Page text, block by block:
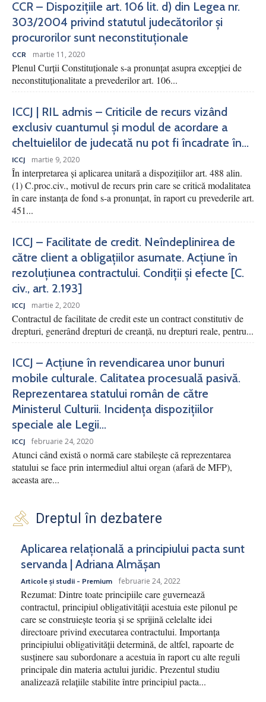
CCR – Dispozițiile art. 106 lit. d) din Legea nr.
303/2004 privind statutul judecătorilor și
procurorilor sunt neconstituționale
CCR martie 11, 2020
Plenul Curții Constituționale s-a pronunțat asupra excepției de
neconstituționalitate a prevederilor art. 106...
ICCJ | RIL admis – Criticile de recurs vizând
exclusiv cuantumul și modul de acordare a
cheltuielilor de judecată nu pot fi încadrate în...
ICCJ martie 9, 2020
În interpretarea și aplicarea unitară a dispozițiilor art. 488 alin.
(1) C.proc.civ., motivul de recurs prin care se critică modalitatea
în care instanța de fond s-a pronunțat, în raport cu prevederile art.
451...
ICCJ – Facilitate de credit. Neîndeplinirea de
către client a obligațiilor asumate. Acțiune în
rezoluțiunea contractului. Condiții și efecte [C.
civ., art. 2.193]
ICCJ martie 2, 2020
Contractul de facilitate de credit este un contract constitutiv de
drepturi, generând drepturi de creanță, nu drepturi reale, pentru...
ICCJ – Acțiune în revendicarea unor bunuri
mobile culturale. Calitatea procesuală pasivă.
Reprezentarea statului român de către
Ministerul Culturii. Incidența dispozițiilor
speciale ale Legii...
ICCJ februarie 24, 2020
Atunci când există o normă care stabilește că reprezentarea
statului se face prin intermediul altui organ (afară de MFP),
aceasta are...
Dreptul în dezbatere
Aplicarea relațională a principiului pacta sunt
servanda | Adriana Almășan
Articole și studii - Premium februarie 24, 2022
Rezumat: Dintre toate principiile care guvernează
contractul, principiul obligativității acestuia este pilonul pe
care se construiește teoria și se sprijină celelalte idei
directoare privind executarea contractului. Importanța
principiului obligativității determină, de altfel, rapoarte de
susținere sau subordonare a acestuia în raport cu alte reguli
principale din materia actului juridic. Prezentul studiu
analizează relațiile stabilite între principiul pacta...